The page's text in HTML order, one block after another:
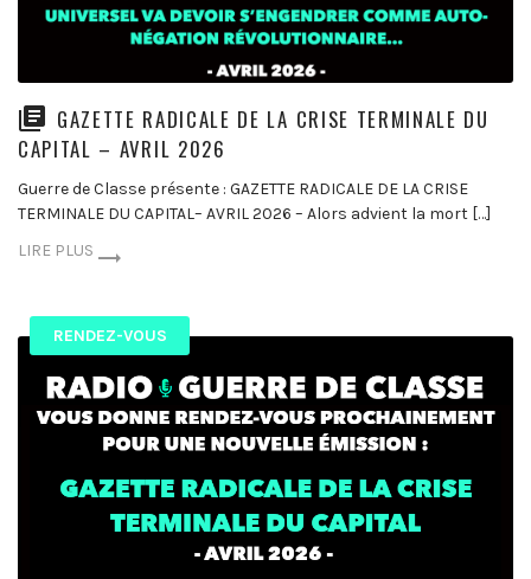
GAZETTE RADICALE DE LA CRISE TERMINALE DU
CAPITAL – AVRIL 2026
Guerre de Classe présente : GAZETTE RADICALE DE LA CRISE
TERMINALE DU CAPITAL– AVRIL 2026 – Alors advient la mort […]
LIRE PLUS
RENDEZ-VOUS